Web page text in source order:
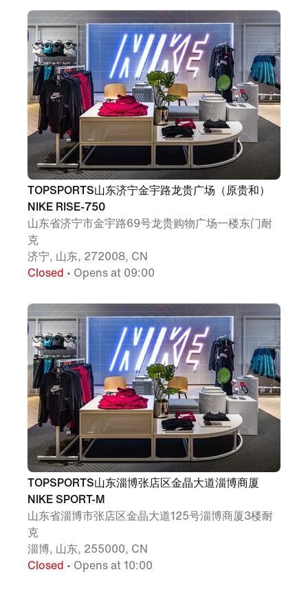
TOPSPORTS山东济宁金宇路龙贵广场（原贵和）
NIKE RISE-750
山东省济宁市金宇路69号龙贵购物广场一楼东门耐
克
济宁, 山东, 272008, CN
Closed • Opens at 09:00
TOPSPORTS山东淄博张店区金晶大道淄博商厦
NIKE SPORT-M
山东省淄博市张店区金晶大道125号淄博商厦3楼耐
克
淄博, 山东, 255000, CN
Closed • Opens at 10:00